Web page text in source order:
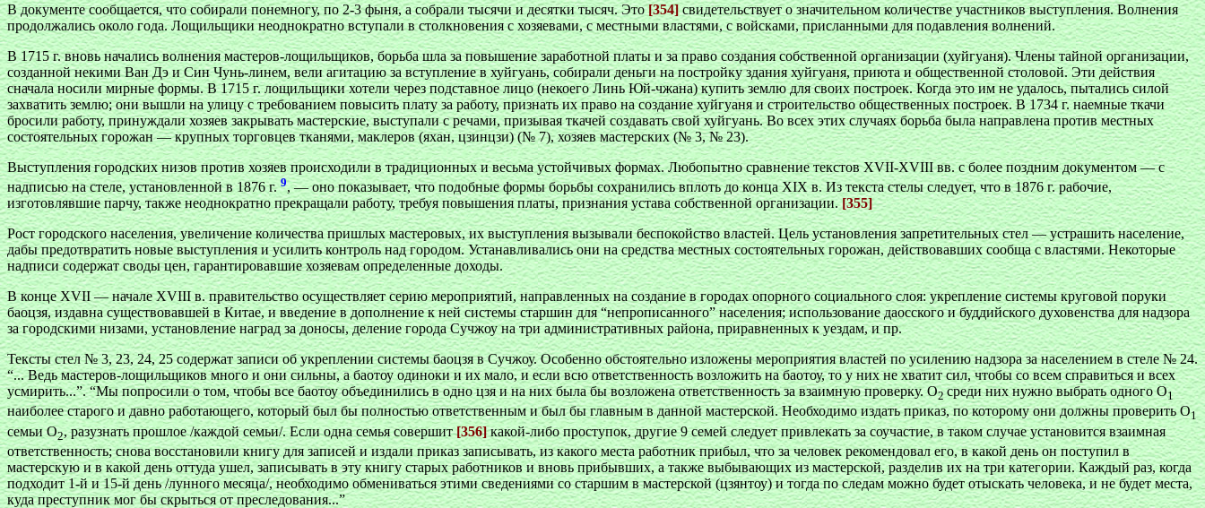
В документе сообщается, что собирали понемногу, по 2-3 фыня, а собрали тысячи и десятки тысяч. Это[354]свидетельствует о значительном количестве участников выступления. Волнения
продолжались около года. Лощильщики неоднократно вступали в столкновения с хозяевами, с местными властями, с войсками, присланными для подавления волнений.
В 1715 г. вновь начались волнения мастеров-лощильщиков, борьба шла за повышение заработной платы и за право создания собственной организации (хуйгуаня). Члены тайной организации,
созданной некими Ван Дэ и Син Чунь-линем, вели агитацию за вступление в хуйгуань, собирали деньги на постройку здания хуйгуаня, приюта и общественной столовой. Эти действия
сначала носили мирные формы. В 1715 г. лощильщики хотели через подставное лицо (некоего Линь Юй-чжана) купить землю для своих построек. Когда это им не удалось, пытались силой
захватить землю; они вышли на улицу с требованием повысить плату за работу, признать их право на создание хуйгуаня и строительство общественных построек. В 1734 г. наемные ткачи
бросили работу, принуждали хозяев закрывать мастерские, выступали с речами, призывая ткачей создавать свой хуйгуань. Во всех этих случаях борьба была направлена против местных
состоятельных горожан — крупных торговцев тканями, маклеров (яхан, цзинцзи) (№ 7), хозяев мастерских (№ 3, № 23).
Выступления городских низов против хозяев происходили в традиционных и весьма устойчивых формах. Любопытно сравнение текстов XVII-XVIII вв. с более поздним документом — с
надписью на стеле, установленной в 1876 г.9, — оно показывает, что подобные формы борьбы сохранились вплоть до конца XIX в. Из текста стелы следует, что в 1876 г. рабочие,
изготовлявшие парчу, также неоднократно прекращали работу, требуя повышения платы, признания устава собственной организации.[355]
Рост городского населения, увеличение количества пришлых мастеровых, их выступления вызывали беспокойство властей. Цель установления запретительных стел — устрашить население,
дабы предотвратить новые выступления и усилить контроль над городом. Устанавливались они на средства местных состоятельных горожан, действовавших сообща с властями. Некоторые
надписи содержат своды цен, гарантировавшие хозяевам определенные доходы.
В конце XVII — начале XVIII в. правительство осуществляет серию мероприятий, направленных на создание в городах опорного социального слоя: укрепление системы круговой поруки
баоцзя, издавна существовавшей в Китае, и введение в дополнение к ней системы старшин для “непрописанного” населения; использование даосского и буддийского духовенства для надзора
за городскими низами, установление наград за доносы, деление города Сучжоу на три административных района, приравненных к уездам, и пр.
Тексты стел № 3, 23, 24, 25 содержат записи об укреплении системы баоцзя в Сучжоу. Особенно обстоятельно изложены мероприятия властей по усилению надзора за населением в стеле № 24.
“... Ведь мастеров-лощильщиков много и они сильны, а баотоу одиноки и их мало, и если всю ответственность возложить на баотоу, то у них не хватит сил, чтобы со всем справиться и всех
усмирить...”. “Мы попросили о том, чтобы все баотоу объединились в одно цзя и на них была бы возложена ответственность за взаимную проверку. О2среди них нужно выбрать одного О1
наиболее старого и давно работающего, который был бы полностью ответственным и был бы главным в данной мастерской. Необходимо издать приказ, по которому они должны проверить О1
семьи О2, разузнать прошлое /каждой семьи/. Если одна семья совершит[356]какой-либо проступок, другие 9 семей следует привлекать за соучастие, в таком случае установится взаимная
ответственность; снова восстановили книгу для записей и издали приказ записывать, из какого места работник прибыл, что за человек рекомендовал его, в какой день он поступил в
мастерскую и в какой день оттуда ушел, записывать в эту книгу старых работников и вновь прибывших, а также выбывающих из мастерской, разделив их на три категории. Каждый раз, когда
подходит 1-й и 15-й день /лунного месяца/, необходимо обмениваться этими сведениями со старшим в мастерской (цзянтоу) и тогда по следам можно будет отыскать человека, и не будет места,
куда преступник мог бы скрыться от преследования...”